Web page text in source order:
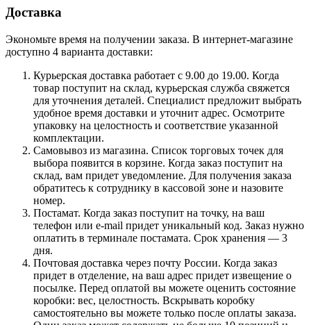
Доставка
Экономьте время на получении заказа. В интернет-магазине
доступно 4 варианта доставки:
Курьерская доставка работает с 9.00 до 19.00. Когда
товар поступит на склад, курьерская служба свяжется
для уточнения деталей. Специалист предложит выбрать
удобное время доставки и уточнит адрес. Осмотрите
упаковку на целостность и соответствие указанной
комплектации.
Самовывоз из магазина. Список торговых точек для
выбора появится в корзине. Когда заказ поступит на
склад, вам придет уведомление. Для получения заказа
обратитесь к сотруднику в кассовой зоне и назовите
номер.
Постамат. Когда заказ поступит на точку, на ваш
телефон или e-mail придет уникальный код. Заказ нужно
оплатить в терминале постамата. Срок хранения — 3
дня.
Почтовая доставка через почту России. Когда заказ
придет в отделение, на ваш адрес придет извещение о
посылке. Перед оплатой вы можете оценить состояние
коробки: вес, целостность. Вскрывать коробку
самостоятельно вы можете только после оплаты заказа.